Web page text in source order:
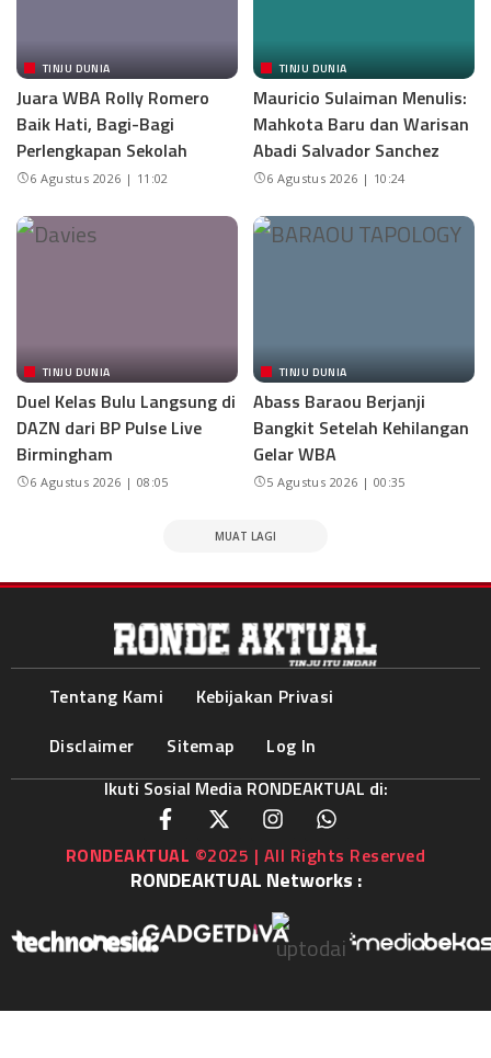
TINJU DUNIA
Juara WBA Rolly Romero
Baik Hati, Bagi-Bagi
Perlengkapan Sekolah
6 Agustus 2026 | 11:02
TINJU DUNIA
Mauricio Sulaiman Menulis:
Mahkota Baru dan Warisan
Abadi Salvador Sanchez
6 Agustus 2026 | 10:24
TINJU DUNIA
Duel Kelas Bulu Langsung di
DAZN dari BP Pulse Live
Birmingham
6 Agustus 2026 | 08:05
TINJU DUNIA
Abass Baraou Berjanji
Bangkit Setelah Kehilangan
Gelar WBA
5 Agustus 2026 | 00:35
MUAT LAGI
Tentang Kami
Kebijakan Privasi
Disclaimer
Sitemap
Log In
Ikuti Sosial Media RONDEAKTUAL di:
RONDEAKTUAL ©2025 | All Rights Reserved
RONDEAKTUAL Networks :